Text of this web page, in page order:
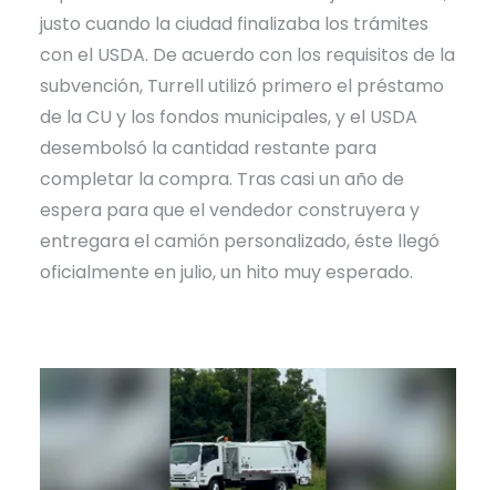
justo cuando la ciudad finalizaba los trámites
con el USDA. De acuerdo con los requisitos de la
subvención, Turrell utilizó primero el préstamo
de la CU y los fondos municipales, y el USDA
desembolsó la cantidad restante para
completar la compra. Tras casi un año de
espera para que el vendedor construyera y
entregara el camión personalizado, éste llegó
oficialmente en julio, un hito muy esperado.